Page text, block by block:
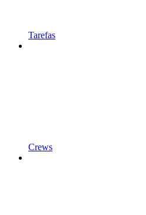
Tarefas
Crews